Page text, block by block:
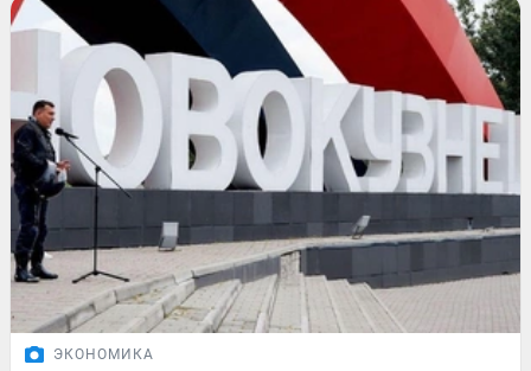
ЭКОНОМИКА